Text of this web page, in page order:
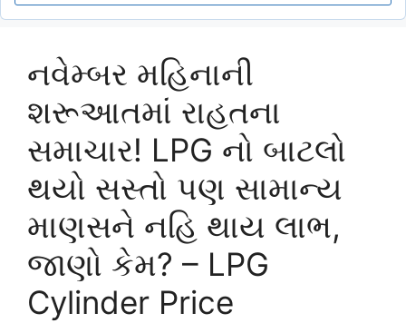
નવેમ્બર મહિનાની
શરૂઆતમાં રાહતના
સમાચાર! LPG નો બાટલો
થયો સસ્તો પણ સામાન્ય
માણસને નહિ થાય લાભ,
જાણો કેમ? – LPG
Cylinder Price